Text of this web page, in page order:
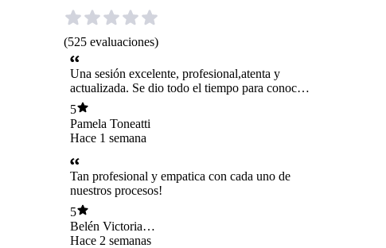
(525 evaluaciones)
Una sesión excelente, profesional,atenta y
actualizada. Se dio todo el tiempo para conocer
los pormenores de mi caso. Fabulosa
5
Pamela Toneatti
Hace 1 semana
Tan profesional y empatica con cada uno de
nuestros procesos!
5
Belén Victoria
Guajardo Perales
Hace 2 semanas